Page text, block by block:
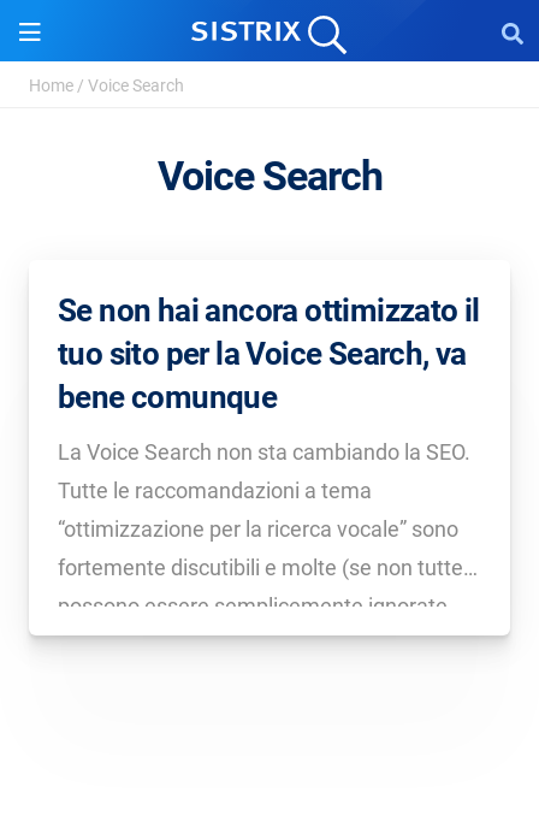
Home / Voice Search
Voice Search
Se non hai ancora ottimizzato il
tuo sito per la Voice Search, va
bene comunque
La Voice Search non sta cambiando la SEO.
Tutte le raccomandazioni a tema
“ottimizzazione per la ricerca vocale” sono
fortemente discutibili e molte (se non tutte)
possono essere semplicemente ignorate.
La stragrande maggioranza delle